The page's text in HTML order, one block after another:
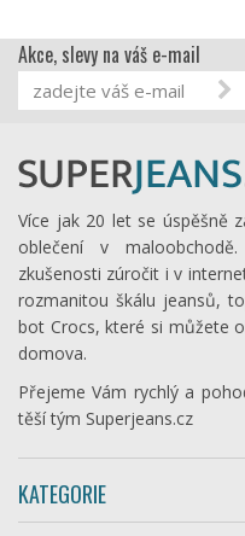
Akce, slevy na váš e-mail
Více jak 20 let se úspěšně
oblečení v
zkušenosti zúročit i v
rozmanitou škálu jeansů,
bot Crocs, které si můžete
domova.
Přejeme Vám rychlý a
těší tým Superjeans.cz
KATEGORIE